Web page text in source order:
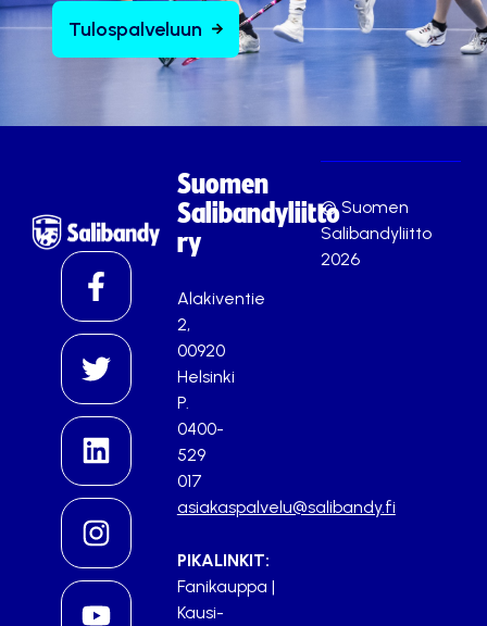
Tulospalveluun
Suomen
Salibandyliitto
ry
Alakiventie
2,
00920
Helsinki
P.
0400-
529
017
asiakaspalvelu@salibandy.fi
PIKALINKIT:
Fanikauppa |
Kausi-
© Suomen
Salibandyliitto
2026